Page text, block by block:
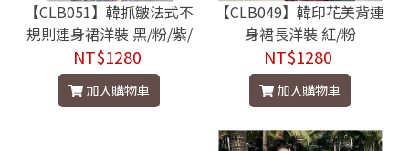
【CLB051】韓抓皺法式不
規則連身裙洋裝 黑/粉/紫/
香檳
NT$1280
加入購物車
【CLB049】韓印花美背連
身裙長洋裝 紅/粉
NT$1280
加入購物車